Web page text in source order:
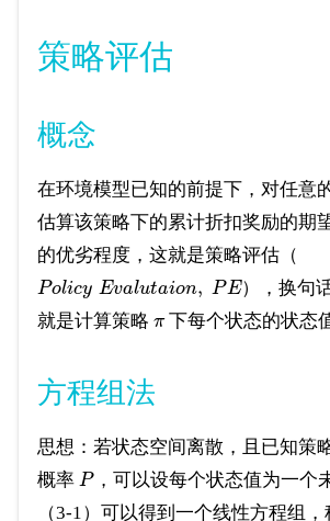
策略评估
概念
在环境模型已知的前提下，对任意
估算该策略下的累计折扣奖励的期
的优劣程度，这就是策略评估（
Policy Evalutaion, PE），换句
就是计算策略 π下每个状态的状态
方程组法
思想：若状态空间离散，且已知策
概率 P，可以设每个状态值为一个
（3-1）可以得到一个线性方程组